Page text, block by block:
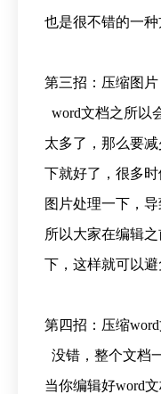
也是很不错的一种
第三招：压缩图片
word文档之所以
太多了，那么要
下就好了，很多
图片处理一下，
所以大家在编辑
下，这样就可以避
第四招：压缩
没错，整个文档
当你编辑好word